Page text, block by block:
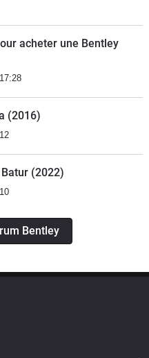
acheter une Bentley
(2016)
(2022)
Bentley